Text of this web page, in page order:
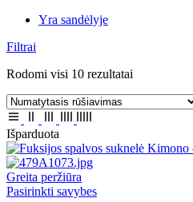
Yra sandėlyje
Filtrai
Rodomi visi 10 rezultatai
Išparduota
Greita peržiūra
Pasirinkti savybesThis